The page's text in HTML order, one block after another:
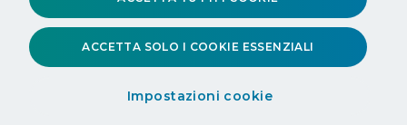
Impostazioni cookie
ACCETTA SOLO I COOKIE ESSENZIALI